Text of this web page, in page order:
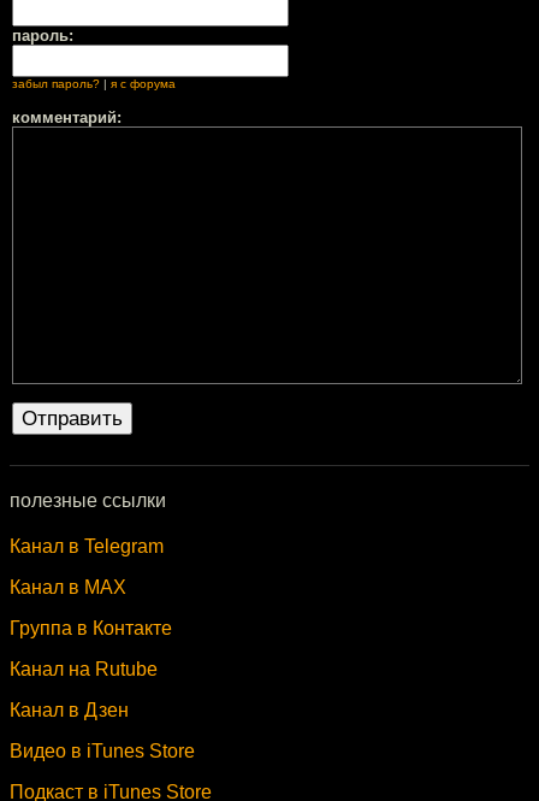
пароль:
забыл пароль? я с форума
комментарий:
полезные ссылки
Канал в Telegram
Канал в MAX
Группа в Контакте
Канал на Rutube
Канал в Дзен
Видео в iTunes Store
Подкаст в iTunes Store